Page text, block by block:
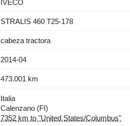
IVECO
STRALIS 460 T25-178
cabeza tractora
2014-04
473.001 km
Italia
Calenzano (FI)
7352 km to "United States/Columbus"